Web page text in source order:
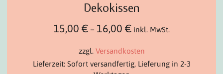
Dekokissen
15,00 €– 16,00 € inkl. MwSt.
zzgl. Versandkosten
Lieferzeit: Sofort versandfertig, Lieferung in 2-3